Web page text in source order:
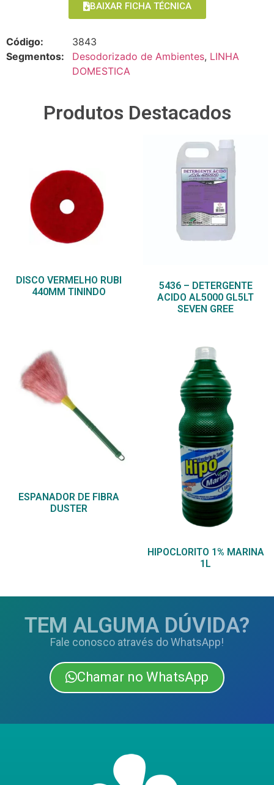
BAIXAR FICHA TÉCNICA
Código:
3843
Segmentos:
Desodorizado de Ambientes, LINHA
DOMESTICA
Produtos Destacados
DISCO VERMELHO RUBI
440MM TININDO
5436 – DETERGENTE
ACIDO AL5000 GL5LT
SEVEN GREE
ESPANADOR DE FIBRA
DUSTER
HIPOCLORITO 1% MARINA
1L
TEM ALGUMA DÚVIDA?
Fale conosco através do WhatsApp!
Chamar no WhatsApp